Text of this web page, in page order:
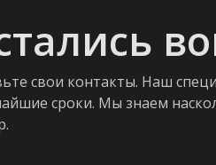
свои контакты. Наш
сроки. Мы знаем